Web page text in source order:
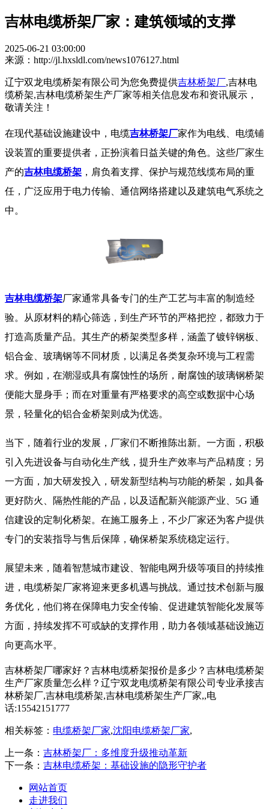
吉林电缆桥架厂家：建筑领域的支撑
2025-06-21 03:00:00
来源：http://jl.hxsldl.com/news1076127.html
辽宁双龙电缆桥架有限公司为您免费提供吉林桥架厂,吉林电
缆桥架,吉林电缆桥架生产厂家等相关信息发布和资讯展示，
敬请关注！
在现代基础设施建设中，电缆吉林桥架厂家作为电线、电缆铺
设装置的重要提供者，正扮演着日益关键的角色。这些厂家生
产的吉林电缆桥架 ，肩负着支撑、保护与规范线缆布局的重
任，广泛应用于电力传输、通信网络搭建以及建筑电气系统之
中。
吉林电缆桥架厂家通常具备专门的生产工艺与丰富的制造经
验。从原材料的精心筛选，到生产环节的严格把控，都致力于
打造高质量产品。其生产的桥架类型多样，涵盖了镀锌钢板、
铝合金、玻璃钢等不同材质，以满足各类复杂环境与工程需
求。例如，在潮湿或具有腐蚀性的场所，耐腐蚀的玻璃钢桥架
便能大显身手；而在对重量有严格要求的高空或数据中心场
景，轻量化的铝合金桥架则成为优选。
当下，随着行业的发展，厂家们不断推陈出新。一方面，积极
引入先进设备与自动化生产线，提升生产效率与产品精度；另
一方面，加大研发投入，研发新型结构与功能的桥架，如具备
更好防火、隔热性能的产品，以及适配新兴能源产业、5G 通
信建设的定制化桥架。在施工服务上，不少厂家还为客户提供
专门的安装指导与售后保障，确保桥架系统稳定运行。
展望未来，随着智慧城市建设、智能电网升级等项目的持续推
进，电缆桥架厂家将迎来更多机遇与挑战。通过技术创新与服
务优化，他们将在保障电力安全传输、促进建筑智能化发展等
方面，持续发挥不可或缺的支撑作用，助力各领域基础设施迈
向更高水平。
吉林桥架厂哪家好？吉林电缆桥架报价是多少？吉林电缆桥架
生产厂家质量怎么样？辽宁双龙电缆桥架有限公司专业承接吉
林桥架厂,吉林电缆桥架,吉林电缆桥架生产厂家,,电
话:15542151777
相关标签： 电缆桥架厂家,沈阳电缆桥架厂家,
上一条： 吉林桥架厂：多维度升级推动革新​
下一条： 吉林电缆桥架：基础设施的隐形守护者​
网站首页
走进我们